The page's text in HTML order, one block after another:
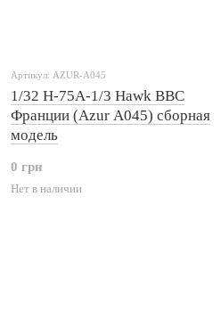
Артикул: AZUR-A045
1/32 H-75A-1/3 Hawk ВВС
Франции (Azur A045) сборная
модель
0 грн
Нет в наличии